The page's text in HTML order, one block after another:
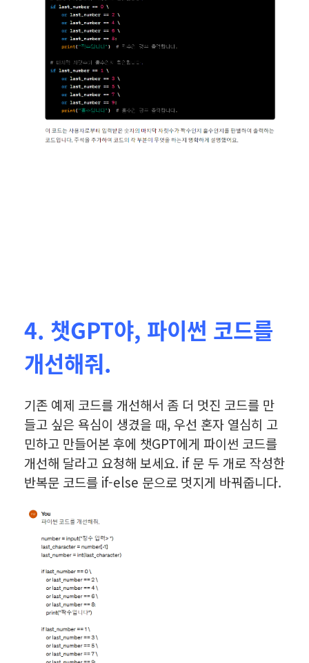
4. 챗GPT야, 파이썬 코드를
개선해줘.
기존 예제 코드를 개선해서 좀 더 멋진 코드를 만
들고 싶은 욕심이 생겼을 때, 우선 혼자 열심히 고
민하고 만들어본 후에 챗GPT에게 파이썬 코드를
개선해 달라고 요청해 보세요. if 문 두 개로 작성한
반복문 코드를 if-else 문으로 멋지게 바꿔줍니다.